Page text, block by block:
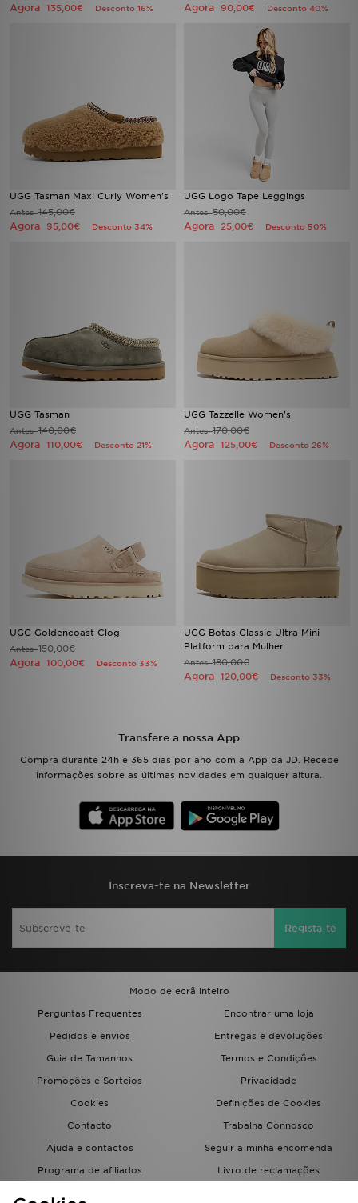
Agora 135,00€ Desconto 16% Agora 90,00€ Desconto 40%
UGG Tasman Maxi Curly Women's
Antes145,00€
Agora 95,00€ Desconto 34%
UGG Logo Tape Leggings
Antes50,00€
Agora 25,00€ Desconto 50%
UGG Tasman
Antes140,00€
Agora 110,00€ Desconto 21%
UGG Tazzelle Women's
Antes170,00€
Agora 125,00€ Desconto 26%
UGG Goldencoast Clog
Antes150,00€
Agora 100,00€ Desconto 33%
UGG Botas Classic Ultra Mini
Platform para Mulher
Antes180,00€
Agora 120,00€ Desconto 33%
Transfere a nossa App
Compra durante 24h e 365 dias por ano com a App da JD. Recebe
informações sobre as últimas novidades em qualquer altura.
Inscreva-te na Newsletter
Regista-te
Modo de ecrã inteiro
Perguntas Frequentes
Encontrar uma loja
Pedidos e envios
Entregas e devoluções
Guia de Tamanhos
Termos e Condições
Promoções e Sorteios
Privacidade
Cookies
Definições de Cookies
Contacto
Trabalha Connosco
Ajuda e contactos
Seguir a minha encomenda
Programa de afiliados
Livro de reclamações
TRABALHA CONNOSCO
FAQs